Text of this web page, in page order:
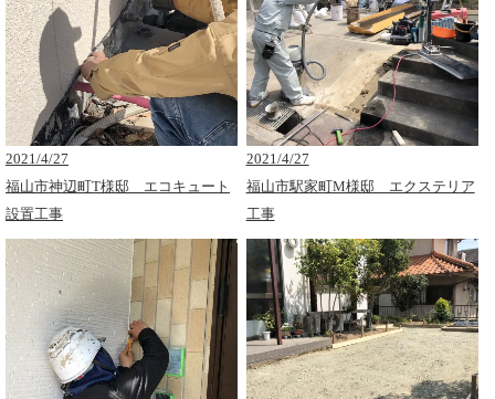
2021/4/27
福山市神辺町T様邸 エコキュート
設置工事
2021/4/27
福山市駅家町M様邸 エクステリア
工事